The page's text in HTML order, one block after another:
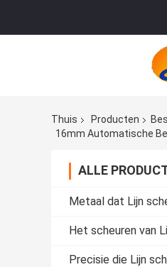
Thuis Producten
16mm Automatische
ALLE
Metaal dat Lijn
Het scheuren van
Precisie die Lijn